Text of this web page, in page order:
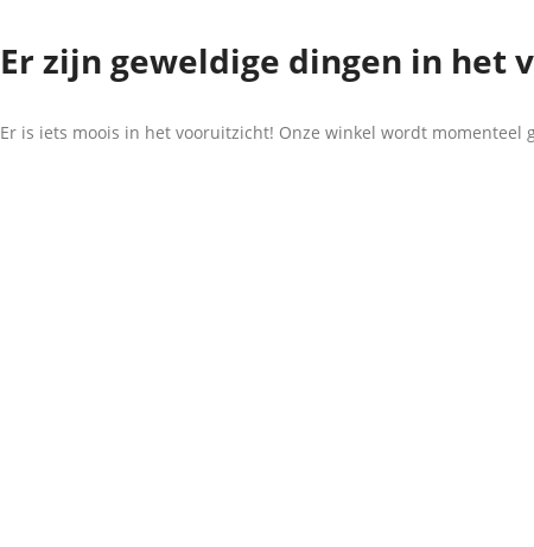
Er zijn geweldige dingen in het
Er is iets moois in het vooruitzicht! Onze winkel wordt